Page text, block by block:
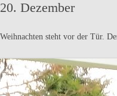
20. Dezember
Weihnachten steht vor der Tür.